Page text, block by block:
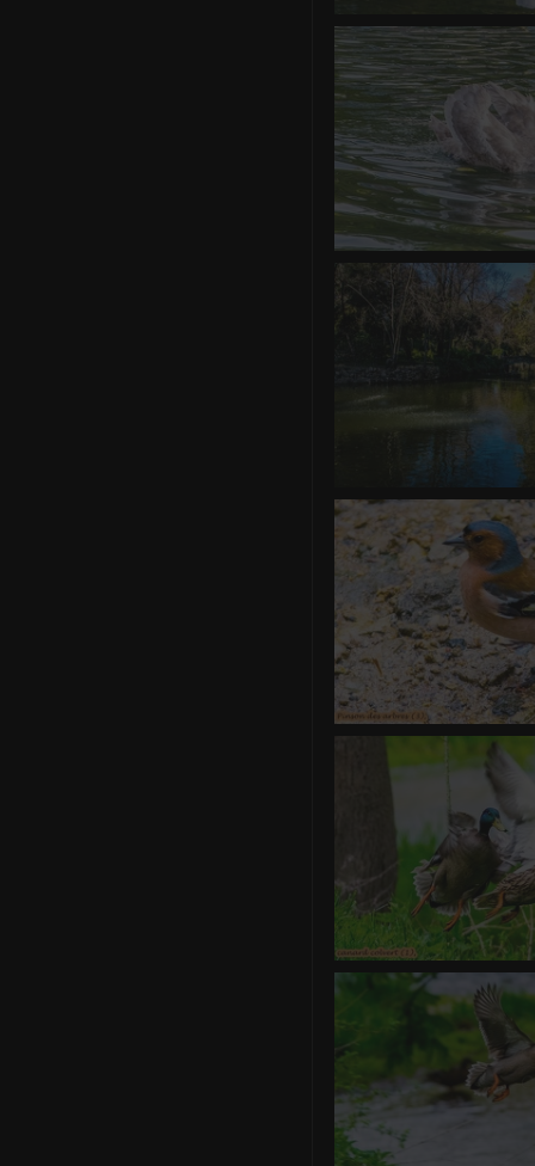
0 commentaire
0 commentaire
0 commentaire-vue
Pinson
0 commentaire
canard
0 commentaire